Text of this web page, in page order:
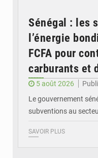
Sénégal : les
l’énergie
FCFA pour
carburants et
5 août 2026
Le gouvernement
subventions au
SAVOIR PLUS